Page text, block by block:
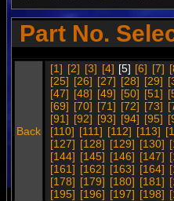
Part No.
Back
[1] [2] [3] [4] [5] [6] [7]
[25] [26] [27] [28] [29]
[47] [48] [49] [50] [51]
[69] [70] [71] [72] [73]
[91] [92] [93] [94] [95]
[110] [111] [112] [113]
[127] [128] [129] [130]
[144] [145] [146] [147]
[161] [162] [163] [164]
[178] [179] [180] [181]
[195] [196] [197] [198]